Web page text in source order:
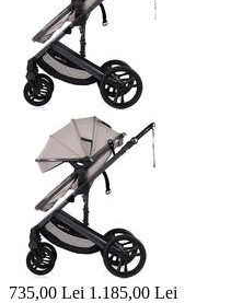
735,00 Lei 1.185,00 Lei